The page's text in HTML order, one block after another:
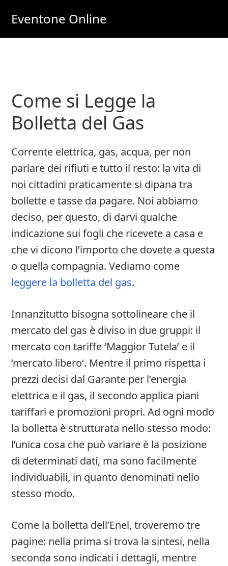
main
primary
Eventone Online
e
Soldi
Online
Come si Legge la
Bolletta del Gas
Corrente elettrica, gas, acqua, per non
parlare dei rifiuti e tutto il resto: la vita di
noi cittadini praticamente si dipana tra
bollette e tasse da pagare. Noi abbiamo
deciso, per questo, di darvi qualche
indicazione sui fogli che ricevete a casa e
che vi dicono l’importo che dovete a questa
o quella compagnia. Vediamo come
leggere la bolletta del gas.
Innanzitutto bisogna sottolineare che il
mercato del gas è diviso in due gruppi: il
mercato con tariffe ‘Maggior Tutela’ e il
‘mercato libero‘. Mentre il primo rispetta i
prezzi decisi dal Garante per l’energia
elettrica e il gas, il secondo applica piani
tariffari e promozioni propri. Ad ogni modo
la bolletta è strutturata nello stesso modo:
l’unica cosa che può variare è la posizione
di determinati dati, ma sono facilmente
individuabili, in quanto denominati nello
stesso modo.
Come la bolletta dell’Enel, troveremo tre
pagine: nella prima si trova la sintesi, nella
seconda sono indicati i dettagli, mentre